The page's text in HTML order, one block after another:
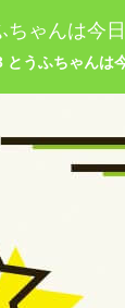
ちゃんは今
とうふちゃんは